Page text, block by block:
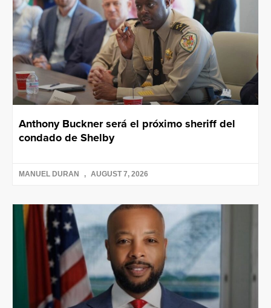
Anthony Buckner será el próximo sheriff del
condado de Shelby
MANUEL DURAN AUGUST 7, 2026